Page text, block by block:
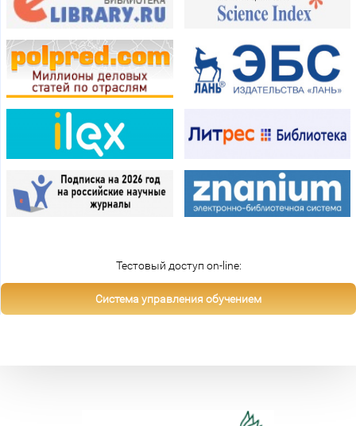
Тестовый доступ on-line:
Система управления обучением